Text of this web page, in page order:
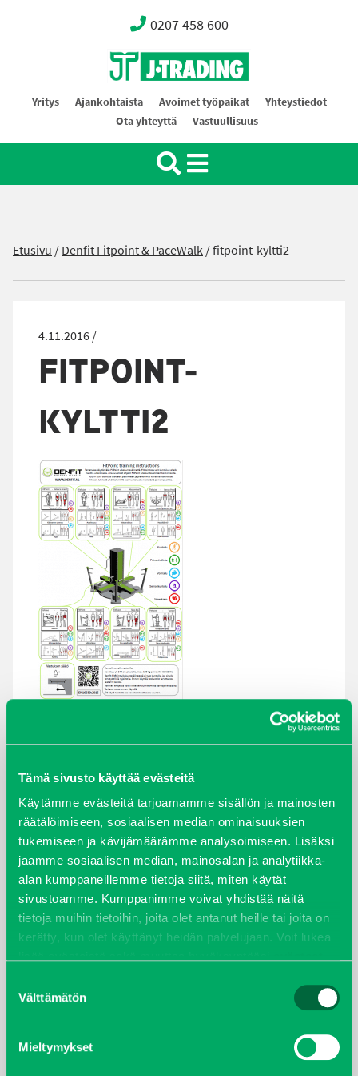
Tämä sivusto käyttää evästeitä
Käytämme evästeitä tarjoamamme sisällön ja mainosten
räätälöimiseen, sosiaalisen median ominaisuuksien
tukemiseen ja kävijämäärämme analysoimiseen. Lisäksi
jaamme sosiaalisen median, mainosalan ja analytiikka-
alan kumppaneillemme tietoja siitä, miten käytät
sivustoamme. Kumppanimme voivat yhdistää näitä
tietoja muihin tietoihin, joita olet antanut heille tai joita on
kerätty, kun olet käyttänyt heidän palvelujaan. Voit lukea
valinta
Välttämätön
Mieltymykset
0207 458 600
Oy J-Trading Ab
Yritys Ajankohtaista Avoimet työpaikat
Yhteystiedot
Ota yhteyttä
Vastuullisuus
Etusivu /Denfit Fitpoint & PaceWalk/fitpoint-kyltti2
4.11.2016 /
FITPOINT-
KYLTTI2
ARKISTOT
maaliskuu 2026
elokuu 2024
syyskuu 2023
joulukuu 2022
huhtikuu 2022
helmikuu 2022